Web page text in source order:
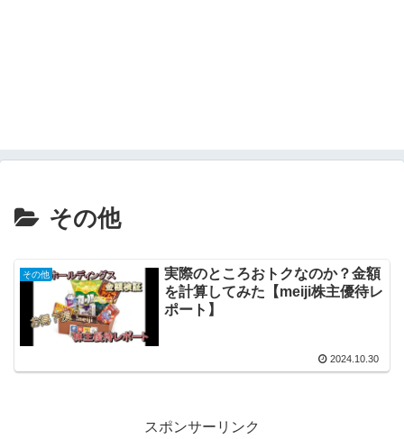
その他
その他
実際のところおトクなのか？金額
を計算してみた【meiji株主優待レ
ポート】
2024.10.30
スポンサーリンク